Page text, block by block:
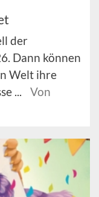
der
Dann können
Welt ihre
...
Von